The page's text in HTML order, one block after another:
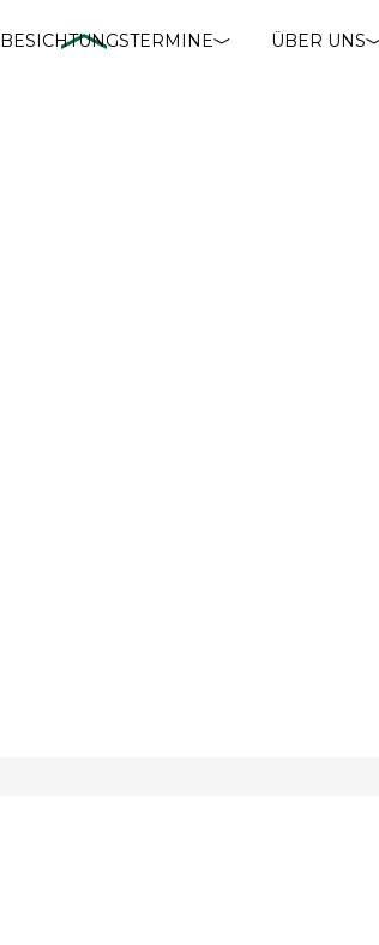
BESICHTUNGSTERMINE ÜBER UNS